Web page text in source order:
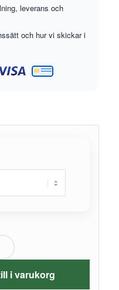
leverans och
och hur vi skickar i
i varukorg